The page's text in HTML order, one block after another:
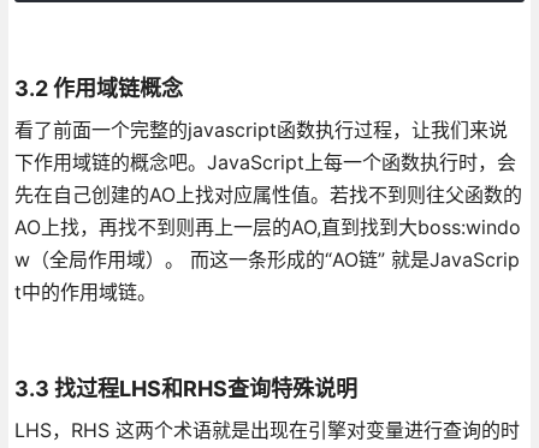
3.2 作用域链概念
看了前面一个完整的javascript函数执行过程，让我们来说
下作用域链的概念吧。JavaScript上每一个函数执行时，会
先在自己创建的AO上找对应属性值。若找不到则往父函数的
AO上找，再找不到则再上一层的AO,直到找到大boss:windo
w（全局作用域）。 而这一条形成的“AO链” 就是JavaScrip
t中的作用域链。
3.3 找过程LHS和RHS查询特殊说明
LHS，RHS 这两个术语就是出现在引擎对变量进行查询的时